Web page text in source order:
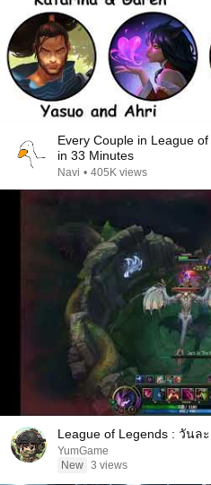
Every Couple in League
in 33 Minutes
Navi • 405K views
League of Legends : วันล
YumGame
New 3 views